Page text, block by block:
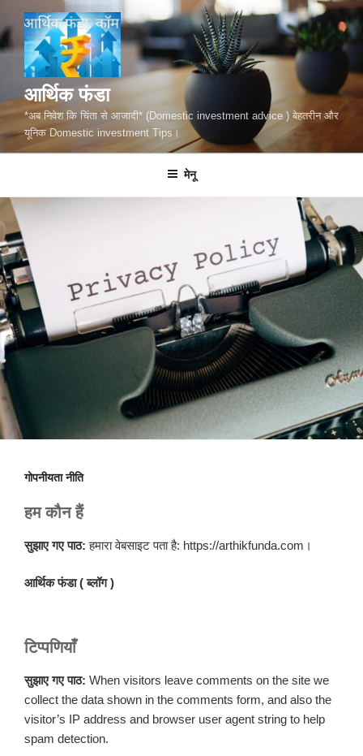
पर
जाएं
आर्थिक फंडा
*अब निवेश कि चिंता से आजादी* (Domestic investment advice ) बेहतरीन और
यूनिक Domestic investment Tips।
मेनू
गोपनीयता नीति
हम कौन हैं
सुझाए गए पाठ:हमारा वेबसाइट पता है: https://arthikfunda.com।
आर्थिक फंडा ( ब्लॉग )
टिप्पणियाँ
सुझाए गए पाठ: When visitors leave comments on the site we
collect the data shown in the comments form, and also the
visitor’s IP address and browser user agent string to help
spam detection.